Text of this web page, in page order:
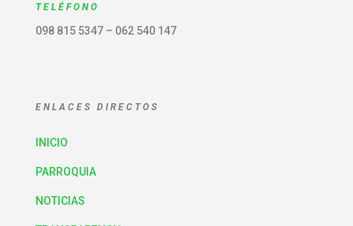
TELÉFONO
098 815 5347 – 062 540 147
ENLACES DIRECTOS
INICIO
PARROQUIA
NOTICIAS